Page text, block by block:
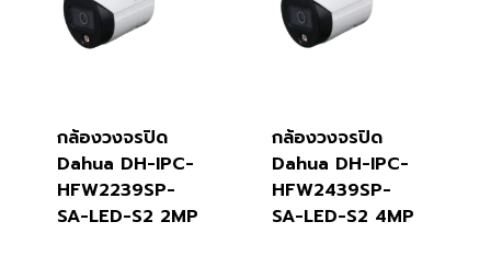
กล้องวงจรปิด
Dahua DH-IPC-
HFW2239SP-
SA-LED-S2 2MP
กล้องวงจรปิด
Dahua DH-IPC-
HFW2439SP-
SA-LED-S2 4MP